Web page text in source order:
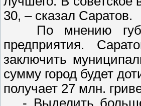
30, – сказал Саратов.
По мнению
предприятия.
заключить
сумму город будет
получает 27 млн.
- Выделить